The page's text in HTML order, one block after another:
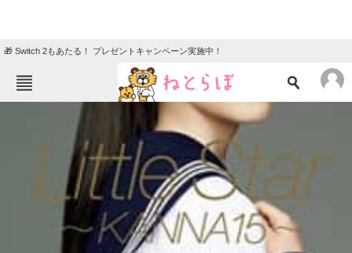
🎁 Switch 2もあたる！ プレゼントキャンペーン実施中！
ニュース
クイズ
地域
教育・育児